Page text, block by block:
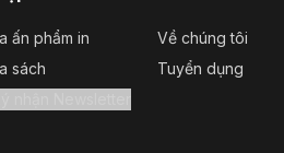
Nguyễn An Quốc 3,400
Trương Đình Hiệp
Nguyễn Thúy Hằng
ấn phẩm in
sách
Về chúng tôi
Tuyển dụng